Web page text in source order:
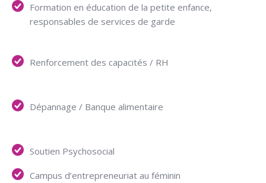
Formation en éducation de la petite enfance,
responsables de services de garde
Renforcement des capacités / RH
Dépannage / Banque alimentaire
Soutien Psychosocial
Campus d’entrepreneuriat au féminin